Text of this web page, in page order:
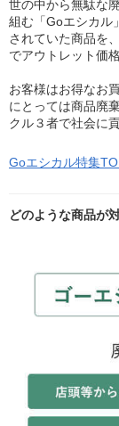
世の中から無駄な
組む「Goエシカル
されていた商品を
でアウトレット価
お客様はお得なお
にとっては商品廃
クル３者で社会に
Goエシカル特集
どのような商品が